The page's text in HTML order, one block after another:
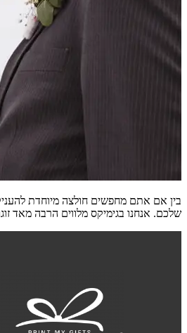
בין אם אתם מחפשים חולצה מיוחדת
שלכם. אנחנו בגימיקס מלווים הרבה מאד